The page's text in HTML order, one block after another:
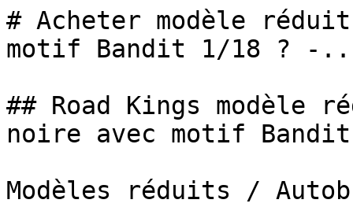
# Acheter modèle
motif Bandit 1/18 ? -
## Road Kings modèle
noire avec motif Bandit
Modèles réduits /